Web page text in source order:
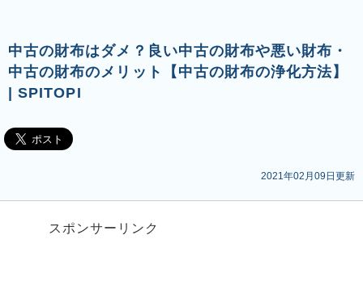
中古の財布はダメ？良い中古の財布や悪い財布・
中古の財布のメリット【中古の財布の浄化方法】
| SPITOPI
2021年02月09日更新
スポンサーリンク